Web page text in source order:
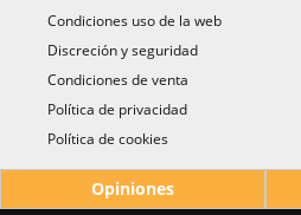
Condiciones uso de la web
Discreción y seguridad
Condiciones de venta
Política de privacidad
Política de cookies
Opiniones